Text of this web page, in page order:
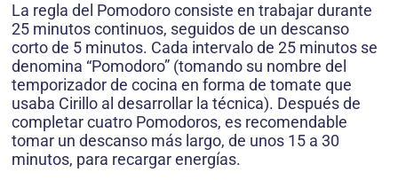
La regla del Pomodoro consiste en trabajar durante
25 minutos continuos, seguidos de un descanso
corto de 5 minutos. Cada intervalo de 25 minutos se
denomina “Pomodoro” (tomando su nombre del
temporizador de cocina en forma de tomate que
usaba Cirillo al desarrollar la técnica). Después de
completar cuatro Pomodoros, es recomendable
tomar un descanso más largo, de unos 15 a 30
minutos, para recargar energías.